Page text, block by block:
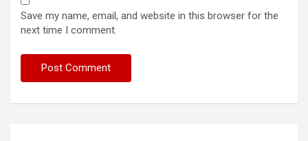
Save my name, email, and website in this browser for the
next time I comment.